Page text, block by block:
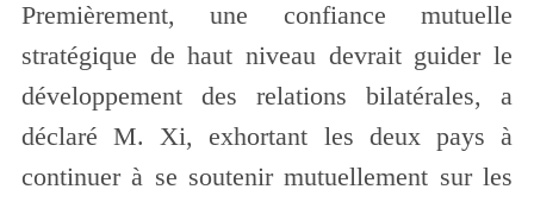
Premièrement, une confiance mutuelle
stratégique de haut niveau devrait guider le
développement des relations bilatérales, a
déclaré M. Xi, exhortant les deux pays à
continuer à se soutenir mutuellement sur les